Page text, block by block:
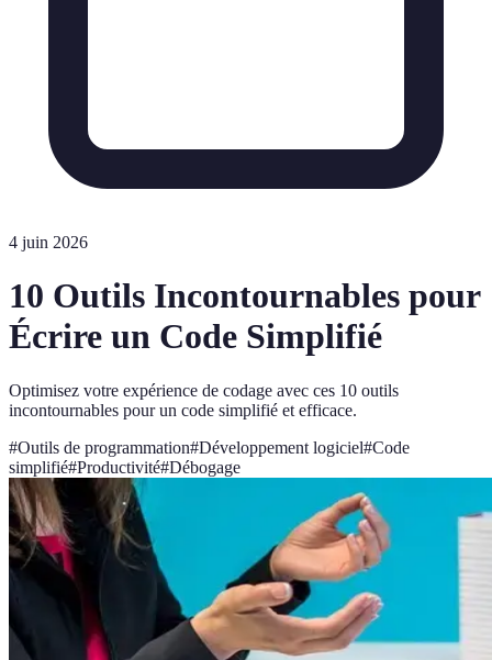
4 juin 2026
10 Outils Incontournables pour
Écrire un Code Simplifié
Optimisez votre expérience de codage avec ces 10 outils
incontournables pour un code simplifié et efficace.
#Outils de programmation#Développement logiciel#Code
simplifié#Productivité#Débogage